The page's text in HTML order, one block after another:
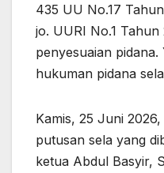
435 UU No.17
jo. UURI No.1
penyesuaian
hukuman pidana
Kamis, 25 Juni
putusan sela yang
ketua Abdul Basyir,